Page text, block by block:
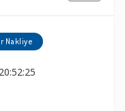
Nakliye